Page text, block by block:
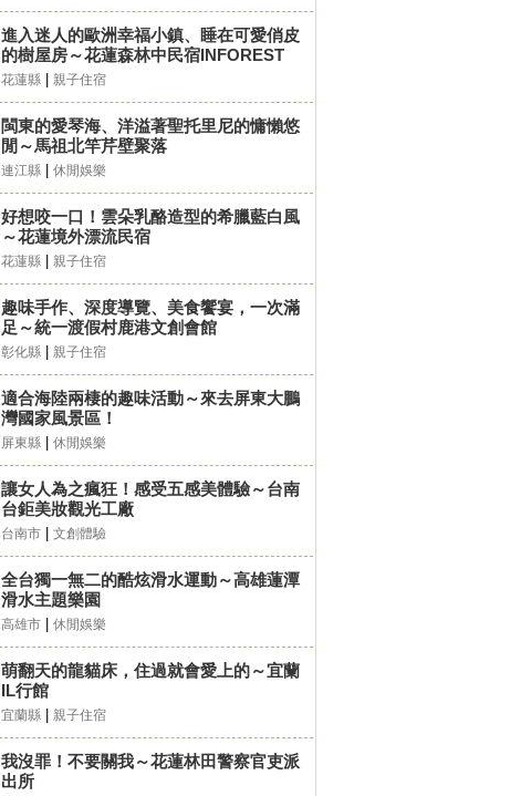
進入迷人的歐洲幸福小鎮、睡在可愛俏皮
的樹屋房～花蓮森林中民宿INFOREST
花蓮縣 親子住宿
閩東的愛琴海、洋溢著聖托里尼的慵懶悠
閒～馬祖北竿芹壁聚落
連江縣 休閒娛樂
好想咬一口！雲朵乳酪造型的希臘藍白風
～花蓮境外漂流民宿
花蓮縣 親子住宿
趣味手作、深度導覽、美食饗宴，一次滿
足～統一渡假村鹿港文創會館
彰化縣 親子住宿
適合海陸兩棲的趣味活動～來去屏東大鵬
灣國家風景區！
屏東縣 休閒娛樂
讓女人為之瘋狂！感受五感美體驗～台南
台鉅美妝觀光工廠
台南市 文創體驗
全台獨一無二的酷炫滑水運動～高雄蓮潭
滑水主題樂園
高雄市 休閒娛樂
萌翻天的龍貓床，住過就會愛上的～宜蘭
IL行館
宜蘭縣 親子住宿
我沒罪！不要關我～花蓮林田警察官吏派
出所